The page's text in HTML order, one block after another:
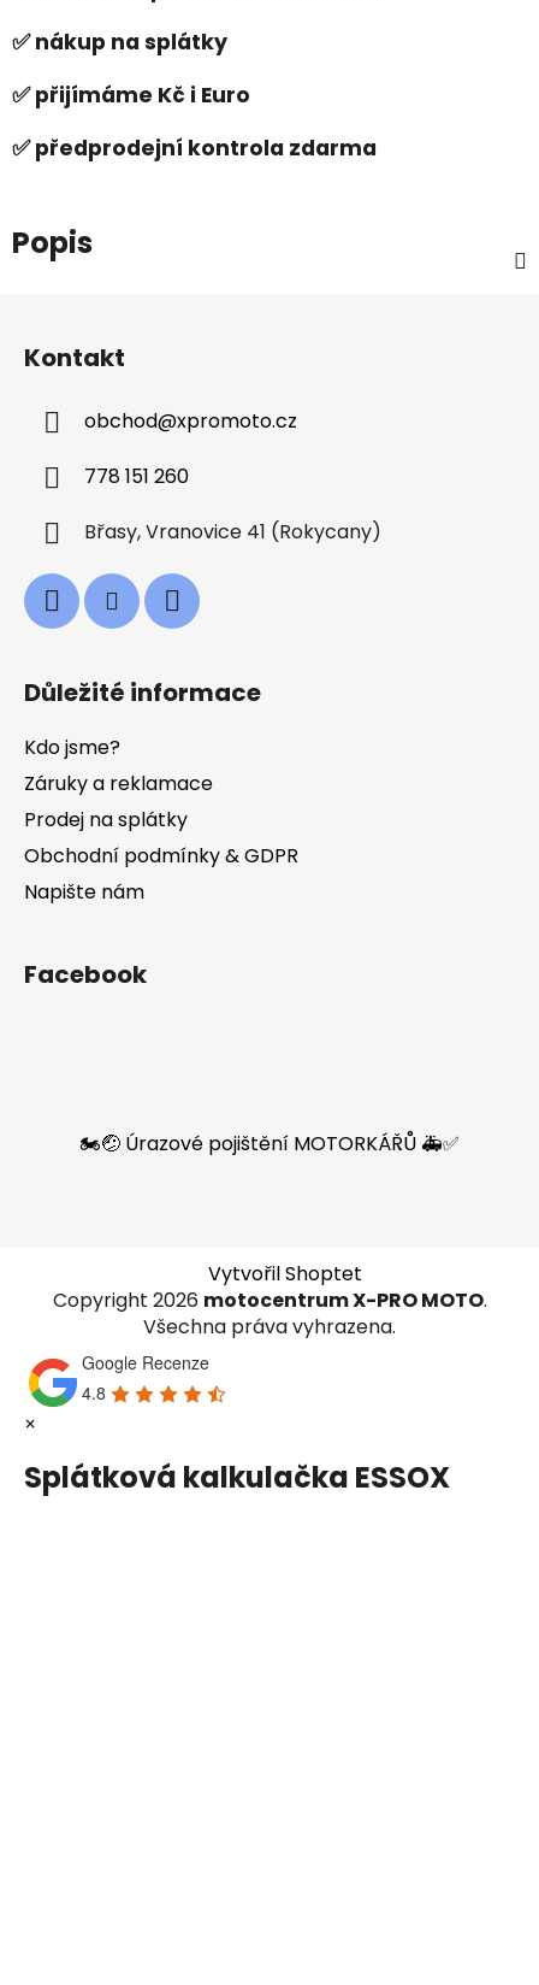
✅ nákup na splátky
✅ přijímáme Kč i Euro
✅ předprodejní kontrola zdarma
Popis
Kontakt
obchod@xpromoto.cz
778 151 260
Břasy, Vranovice 41 (Rokycany)
Důležité informace
Kdo jsme?
Záruky a reklamace
Prodej na splátky
Obchodní podmínky & GDPR
Napište nám
Facebook
🏍️🤕 Úrazové pojištění MOTORKÁŘŮ 🚑✅
Vytvořil Shoptet
Copyright 2026 motocentrum X-PRO MOTO.
Všechna práva vyhrazena.
Google Recenze
4.8
×
Splátková kalkulačka ESSOX